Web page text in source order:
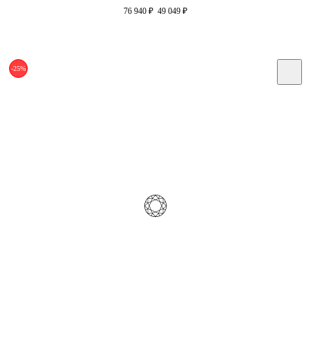
76 940 ₽ 49 049 ₽
-25%